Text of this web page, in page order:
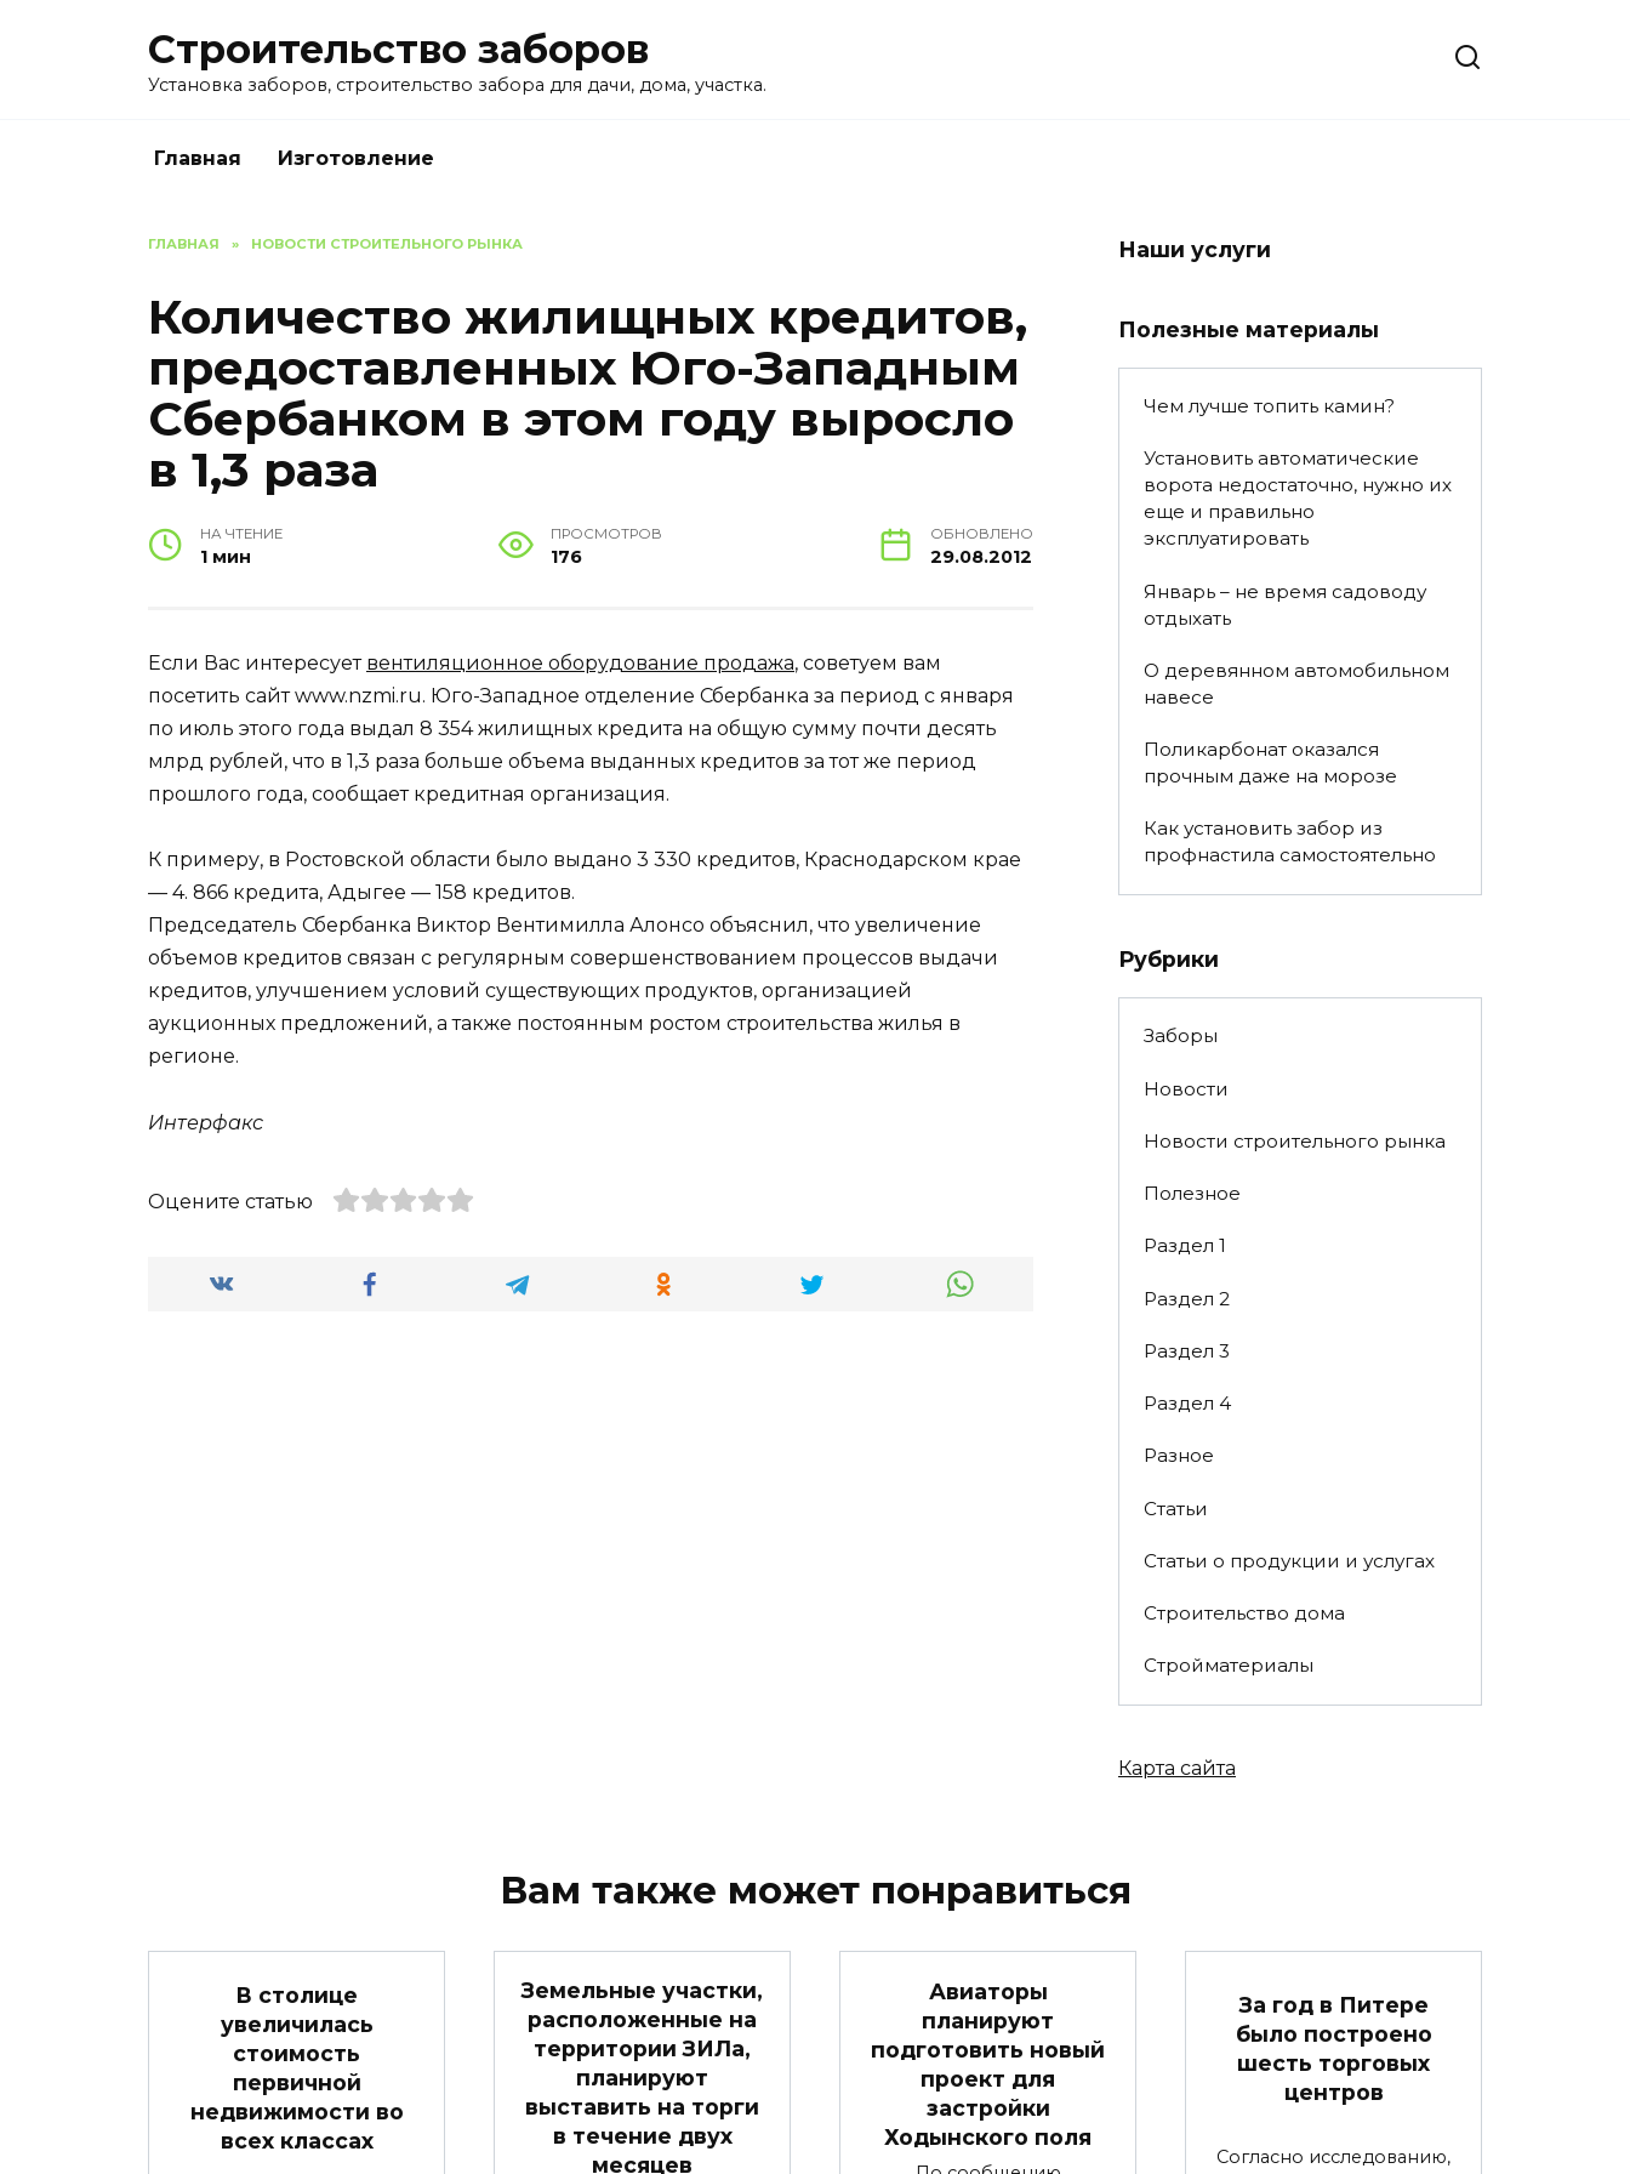
Строительство заборов
Установка заборов, строительство забора для дачи, дома, участка.
Главная Изготовление
ГЛАВНАЯ » НОВОСТИ СТРОИТЕЛЬНОГО РЫНКА
Количество жилищных кредитов,
предоставленных Юго-Западным
Сбербанком в этом году выросло
в 1,3 раза
НА ЧТЕНИЕ
1 мин
ПРОСМОТРОВ
176
ОБНОВЛЕНО
29.08.2012
Если Вас интересует вентиляционное оборудование продажа, советуем вам
посетить сайт www.nzmi.ru. Юго-Западное отделение Сбербанка за период с января
по июль этого года выдал 8 354 жилищных кредита на общую сумму почти десять
млрд рублей, что в 1,3 раза больше объема выданных кредитов за тот же период
прошлого года, сообщает кредитная организация.
К примеру, в Ростовской области было выдано 3 330 кредитов, Краснодарском крае
— 4. 866 кредита, Адыгее — 158 кредитов.
Председатель Сбербанка Виктор Вентимилла Алонсо объяснил, что увеличение
объемов кредитов связан с регулярным совершенствованием процессов выдачи
кредитов, улучшением условий существующих продуктов, организацией
аукционных предложений, а также постоянным ростом строительства жилья в
регионе.
Интерфакс
Оцените статью
Наши услуги
Полезные материалы
Чем лучше топить камин?
Установить автоматические
ворота недостаточно, нужно их
еще и правильно
эксплуатировать
Январь – не время садоводу
отдыхать
О деревянном автомобильном
навесе
Поликарбонат оказался
прочным даже на морозе
Как установить забор из
профнастила самостоятельно
Рубрики
Заборы
Новости
Новости строительного рынка
Полезное
Раздел 1
Раздел 2
Раздел 3
Раздел 4
Разное
Статьи
Статьи o продукции и услугах
Строительство дома
Стройматериалы
Карта сайта
Вам также может понравиться
В столице
увеличилась
стоимость
первичной
недвижимости во
всех классах
Земельные участки,
расположенные на
территории ЗИЛа,
планируют
выставить на торги
в течение двух
месяцев
Авиаторы
планируют
подготовить новый
проект для
застройки
Ходынского поля
За год в Питере
было построено
шесть торговых
центров
Согласно исследованию,